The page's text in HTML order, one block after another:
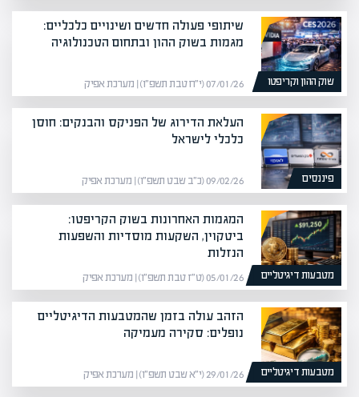
שוק ההון וקריפטו
שיתופי פעולה חדשים ושינויים כלכליים:
מגמות בשוק ההון ובתחום הטכנולוגיה
07/01/26 (י״ח טבת תשפ״ו) | מערכת אפיק
פיננסים
העלאת הדירוג של הפניקס והבנקים: חוסן
כלכלי לישראל
09/02/26 (כ״ב שבט תשפ״ו) | מערכת אפיק
מטבעות דיגיטליים
המגמות האחרונות בשוק הקריפטו:
ביטקוין, השקעות מוסדיות והשפעות
הנזלות
05/01/26 (ט״ז טבת תשפ״ו) | מערכת אפיק
מטבעות דיגיטליים
הזהב עולה בזמן שהמטבעות הדיגיטליים
נופלים: סקירה מעמיקה
29/01/26 (י״א שבט תשפ״ו) | מערכת אפיק